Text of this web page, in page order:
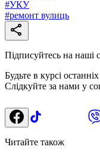
#УКУ
#ремонт вулиць
Підписуйтесь на наші
Будьте в курсі
Слідкуйте за нами у
Читайте також